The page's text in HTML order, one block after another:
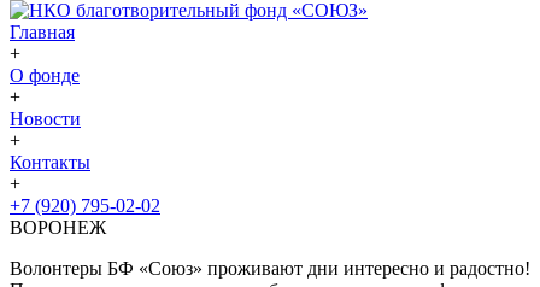
Главная
+
О фонде
+
Новости
+
Контакты
+
+7 (920) 795-02-02
ВОРОНЕЖ
Волонтеры БФ «Союз» проживают дни интересно и радостно!